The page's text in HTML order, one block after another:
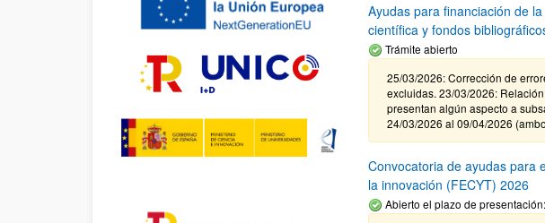
Ayudas para financiación de
científica y fondos
Trámite abierto
25/03/2026: Corrección de
excluidas. 23/03/2026:
presentan algún aspecto a
24/03/2026 al 09/04/2026
Convocatoria de ayudas para
la innovación (FECYT) 2026
Abierto el plazo de